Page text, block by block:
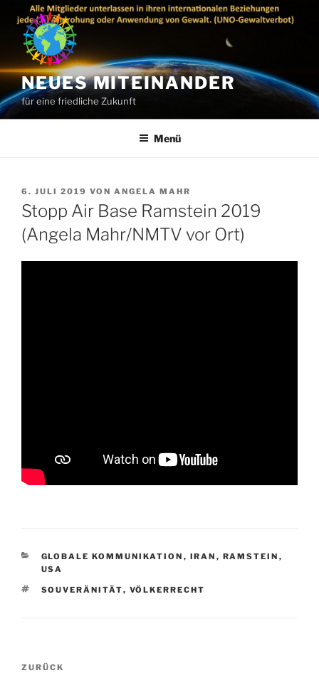
Inhalt
springen
NEUES MITEINANDER
für eine friedliche Zukunft
Menü
VERÖFFENTLICHT
AM
6. JULI 2019 VON ANGELA MAHR
Stopp Air Base Ramstein 2019
(Angela Mahr/NMTV vor Ort)
KATEGORIEN
GLOBALE KOMMUNIKATION , IRAN , RAMSTEIN ,
USA
SCHLAGWÖRTER
SOUVERÄNITÄT, VÖLKERRECHT
Beitragsnavigation
Vorheriger
ZURÜCK